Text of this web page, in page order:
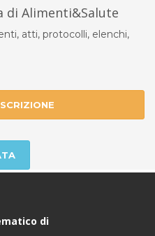
di Alimenti&Salute
atti, protocolli, elenchi,
di